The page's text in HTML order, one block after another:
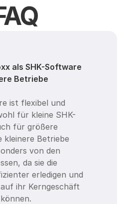
als SHK-Software
Betriebe
ist flexibel und
für kleine SHK-
für größere
kleinere Betriebe
von den
da sie die
erledigen und
ihr Kerngeschäft